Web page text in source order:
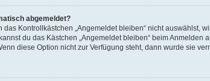
abgemeldet?
das Kontrollkästchen „Angemeldet bleiben“ nicht
du das Kästchen „Angemeldet bleiben“ beim
diese Option nicht zur Verfügung steht, dann wurde sie